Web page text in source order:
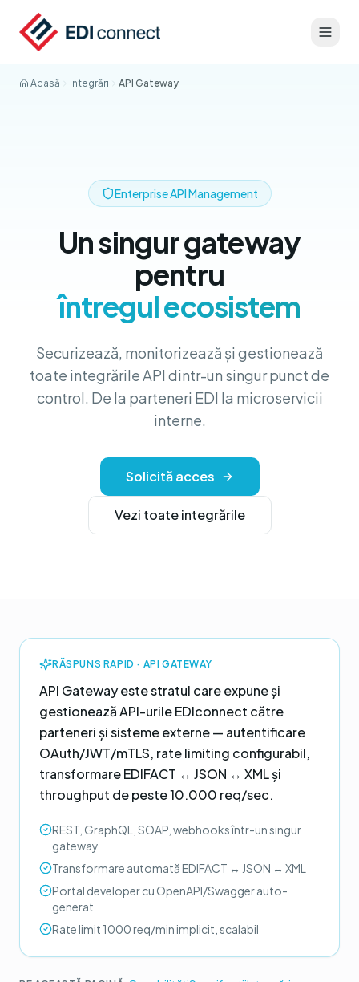
Acasă Integrări API Gateway
Enterprise API Management
Un singur gateway
pentru
întregul ecosistem
Securizează, monitorizează și gestionează
toate integrările API dintr-un singur punct de
control. De la parteneri EDI la microservicii
interne.
Solicită acces
Vezi toate integrările
RĂSPUNS RAPID · API GATEWAY
API Gateway este stratul care expune și
gestionează API-urile EDIconnect către
parteneri și sisteme externe — autentificare
OAuth/JWT/mTLS, rate limiting configurabil,
transformare EDIFACT ↔ JSON ↔ XML și
throughput de peste 10.000 req/sec.
REST, GraphQL, SOAP, webhooks într-un singur
gateway
Transformare automată EDIFACT ↔ JSON ↔ XML
Portal developer cu OpenAPI/Swagger auto-
generat
Rate limit 1000 req/min implicit, scalabil